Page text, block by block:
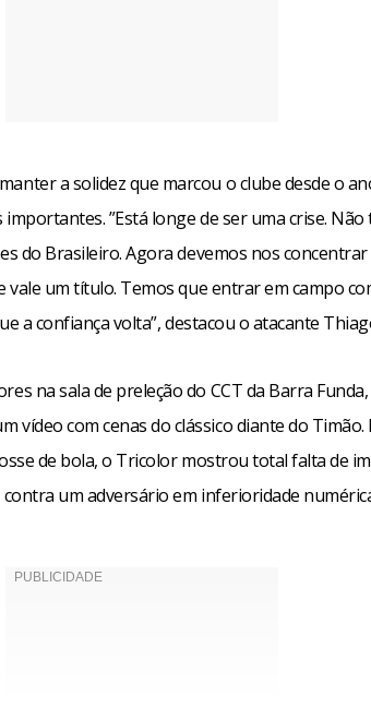
a solidez que marcou o clube desde o
”Está longe de ser uma crise.
do Brasileiro. Agora devemos nos
vale um título. Temos que entrar em campo
a confiança volta”, destacou o atacante
na sala de preleção do CCT da Barra
vídeo com cenas do clássico diante do
de bola, o Tricolor mostrou total falta de
um adversário em inferioridade